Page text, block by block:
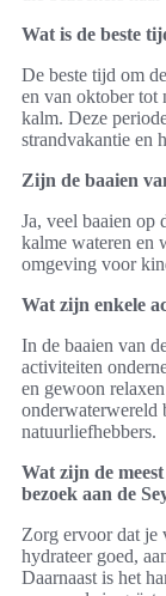
Wat is de beste
De beste tijd om
en van oktober tot
kalm. Deze
strandvakantie en
Zijn de baaien
Ja, veel baaien op
kalme wateren en
omgeving voor
Wat zijn enkele
In de baaien van
activiteiten
en gewoon
onderwaterwereld
natuurliefhebbers.
Wat zijn de
bezoek aan de
Zorg ervoor dat je
hydrateer goed,
Daarnaast is het